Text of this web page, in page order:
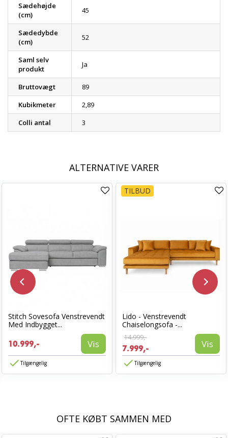
Sædehøjde
(cm)
45
Sædedybde
(cm)
52
Saml selv
produkt
Ja
Bruttovægt
89
Kubikmeter
2,89
Colli antal
3
ALTERNATIVE VARER
Stitch Sovesofa Venstrevendt
Med Indbygget...
10.999,- Vis
Tilgængelig
TILBUD
Lido - Venstrevendt
Chaiselongsofa -...
14.999,-
7.999,- Vis
Tilgængelig
OFTE KØBT SAMMEN MED